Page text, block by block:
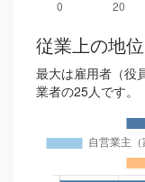
従業上の地位
最大は雇用者（役
業者の25人です。